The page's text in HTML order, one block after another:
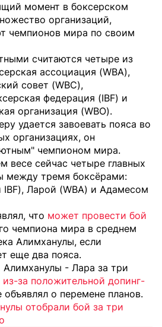
момент в боксерском
организаций,
чемпионов мира по своим
считаются четыре из
ассоциация (WBA),
совет (WBC),
федерация (IBF) и
организация (WBO).
удается завоевать пояса во
организациях, он
чемпионом мира.
весе сейчас четыре главных
между тремя боксёрами:
IBF), Ларой (WBA) и Адамесом
что может провести бой
чемпиона мира в среднем
Алимханулы, если
еще два пояса.
Алимханулы - Лара за три
из-за положительной допинг-
о перемене планов.
отобрали бой за три